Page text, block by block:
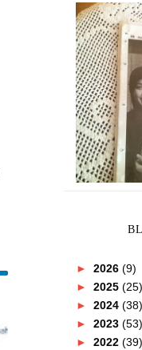
► 2026 (9)
► 2025 (25)
► 2024 (38)
► 2023 (53)
► 2022 (39)